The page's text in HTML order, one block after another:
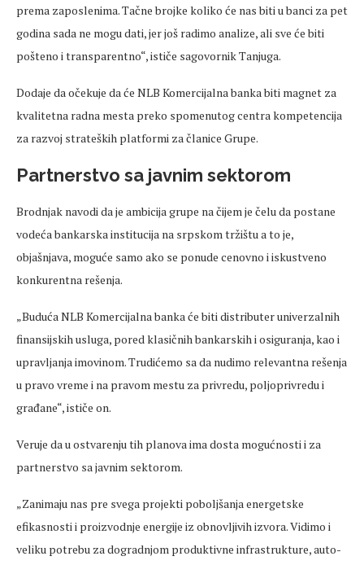
prema zaposlenima. Tačne brojke koliko će nas biti u banci za pet
godina sada ne mogu dati, jer još radimo analize, ali sve će biti
pošteno i transparentno“, ističe sagovornik Tanjuga.
Dodaje da očekuje da će NLB Komercijalna banka biti magnet za
kvalitetna radna mesta preko spomenutog centra kompetencija
za razvoj strateških platformi za članice Grupe.
Partnerstvo sa javnim sektorom
Brodnjak navodi da je ambicija grupe na čijem je čelu da postane
vodeća bankarska institucija na srpskom tržištu a to je,
objašnjava, moguće samo ako se ponude cenovno i iskustveno
konkurentna rešenja.
„Buduća NLB Komercijalna banka će biti distributer univerzalnih
finansijskih usluga, pored klasičnih bankarskih i osiguranja, kao i
upravljanja imovinom. Trudićemo sa da nudimo relevantna rešenja
u pravo vreme i na pravom mestu za privredu, poljoprivredu i
građane“, ističe on.
Veruje da u ostvarenju tih planova ima dosta mogućnosti i za
partnerstvo sa javnim sektorom.
„Zanimaju nas pre svega projekti poboljšanja energetske
efikasnosti i proizvodnje energije iz obnovljivih izvora. Vidimo i
veliku potrebu za dogradnjom produktivne infrastrukture, auto-